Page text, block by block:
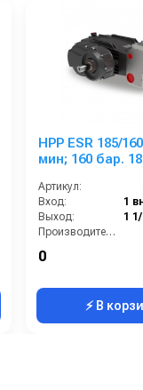
HPP ESR 185/
мин; 160 бар.
Артикул:
Вход:
Выход:
Производительность (л/мин):
Вес, кг:
0
⚡ В